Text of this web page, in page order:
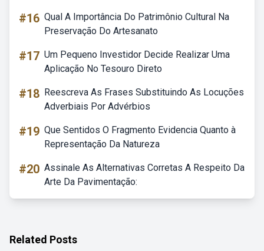
#16 Qual A Importância Do Patrimônio Cultural Na
Preservação Do Artesanato
#17 Um Pequeno Investidor Decide Realizar Uma
Aplicação No Tesouro Direto
#18 Reescreva As Frases Substituindo As Locuções
Adverbiais Por Advérbios
#19 Que Sentidos O Fragmento Evidencia Quanto à
Representação Da Natureza
#20 Assinale As Alternativas Corretas A Respeito Da
Arte Da Pavimentação:
Related Posts